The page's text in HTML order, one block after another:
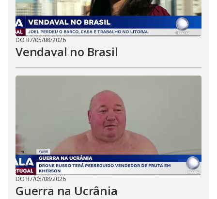
DO R7/05/08/2026
Vendaval no Brasil
DO R7/05/08/2026
Guerra na Ucrânia